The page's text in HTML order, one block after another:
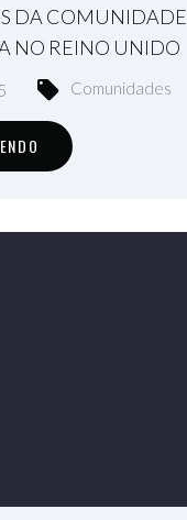
DA COMUNIDADE
NO REINO UNIDO
Comunidades